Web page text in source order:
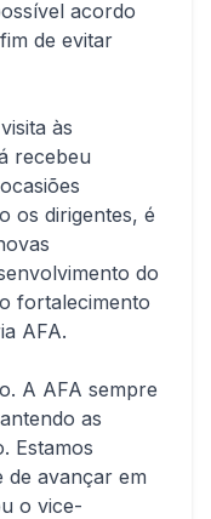
acordo
de evitar
às
recebeu
os dirigentes, é
do
fortalecimento
AFA.
A AFA sempre
as
Estamos
de avançar em
o vice-